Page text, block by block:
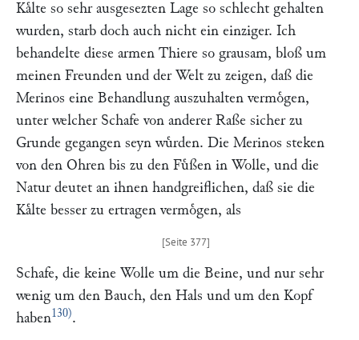
Kaͤlte so sehr ausgesezten Lage so schlecht gehalten
wurden, starb doch auch nicht ein einziger. Ich
behandelte diese armen Thiere so grausam, bloß um
meinen Freunden und der Welt zu zeigen, daß die
Merinos eine Behandlung auszuhalten vermoͤgen,
unter welcher Schafe von anderer Raße sicher zu
Grunde gegangen seyn wuͤrden. Die Merinos steken
von den Ohren bis zu den Fuͤßen in Wolle, und die
Natur deutet an ihnen handgreiflichen, daß sie die
Kaͤlte besser zu ertragen vermoͤgen, als
Schafe, die keine Wolle um die Beine, und nur sehr
wenig um den Bauch, den Hals und um den Kopf
haben130).